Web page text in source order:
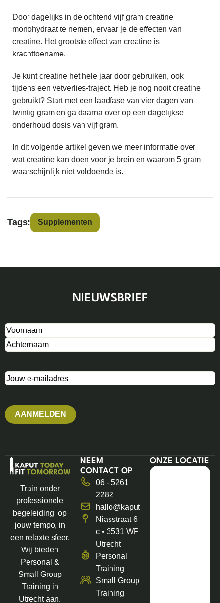
Door dagelijks in de ochtend vijf gram creatine
monohydraat te nemen, ervaar je de effecten van
creatine. Het grootste effect van creatine is
krachttoename.
Je kunt creatine het hele jaar door gebruiken, ook
tijdens een vetverlies-traject. Heb je nog nooit creatine
gebruikt? Start met een laadfase van vier dagen van
twintig gram en ga daarna over op een dagelijkse
onderhoud dosis van vijf gram.
In dit volgende artikel geven we meer informatie over
watcreatine kan doen voor je brein en waarom 5 gram
waarschijnlijk niet voldoende is.
Tags: Supplementen
NIEUWSBRIEF
Naam(Vereist)
E-
Train onder
professionele
begeleiding, op
jouw tempo, in
een relaxte sfeer.
Wij bieden
Personal &
Small Group
Training in
Utrecht aan.
NEEM
CONTACT OP
06 - 5261
2282
hallo@kaputfit.nl
Niasstraat 6
c • 3531 WP
Utrecht
Personal
Training
Small Group
Training
ONZE LOCATIE